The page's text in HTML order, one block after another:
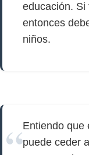
educación. Si
entonces
niños.
Entiendo que
puede ceder